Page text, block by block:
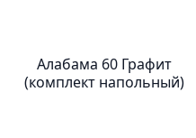
Алабама 60 Графит
(комплект напольный)